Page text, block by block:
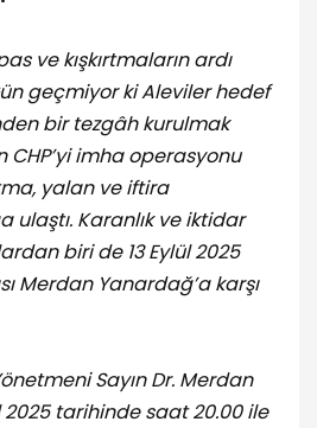
ve kışkırtmaların ardı
geçmiyor ki Aleviler hedef
bir tezgâh kurulmak
CHP’yi imha operasyonu
yalan ve iftira
ulaştı. Karanlık ve iktidar
biri de 13 Eylül 2025
Merdan Yanardağ’a karşı
Sayın Dr. Merdan
2025 tarihinde saat 20.00 ile